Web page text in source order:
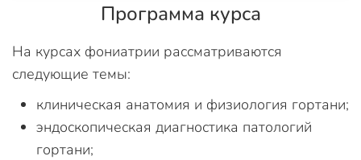
Программа курса
На курсах фониатрии рассматриваются
следующие темы:
клиническая анатомия и физиология гортани;
эндоскопическая диагностика патологий
гортани;